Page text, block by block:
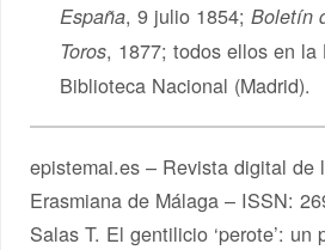
España, 9 julio 1854; Boletín
Toros, 1877; todos ellos en la
Biblioteca Nacional (Madrid).
epistemai.es – Revista digital de
Erasmiana de Málaga – ISSN:
Salas T. El gentilicio ‘perote’: un